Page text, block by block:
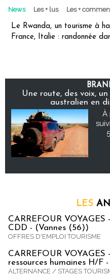
News Les + lus Les +
Le Rwanda, un tourisme à
France, Italie : randonnée
Une route, des voix,
australien en
À
LES
CARREFOUR VOYAGES
CDD - (Vannes (56))
OFFRES D'EMPLOI TOURISME
CARREFOUR
ressources humaines H/F
ALTERNANCE / STAGES